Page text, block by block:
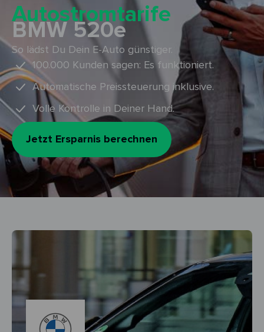
Autostromtarife
BMW 520e
So lädst Du Dein E-Auto günstiger.
100.000 Kunden sagen: Es funktioniert.
Automatische Preissteuerung inklusive.
Volle Kontrolle in Deiner Hand.
Jetzt Ersparnis berechnen